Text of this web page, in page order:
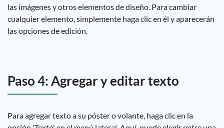
las imágenes y otros elementos de diseño. Para cambiar
cualquier elemento, simplemente haga clic en él y aparecerán
las opciones de edición.
Paso 4: Agregar y editar texto
Para agregar texto a su póster o volante, haga clic en la